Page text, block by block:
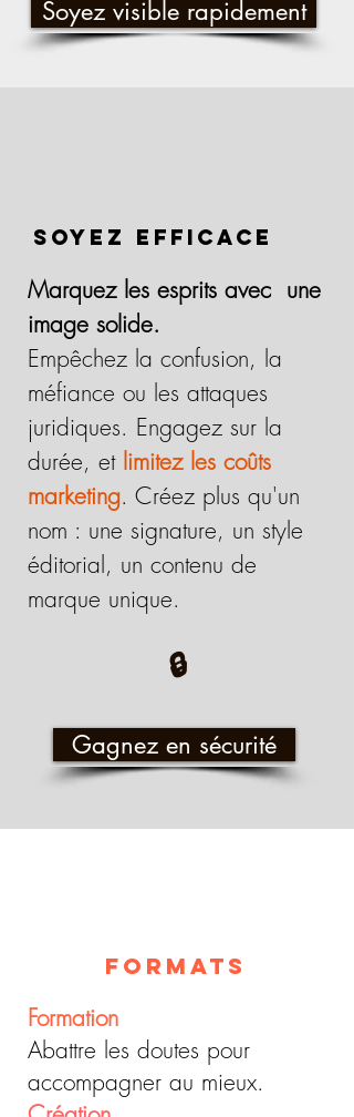
Soyez visible rapidement
soyez efficace
Marquez les esprits avec une
image solide.
Empêchez la confusion, la
méfiance ou les attaques
juridiques. Engagez sur la
durée, et limitez les coûts
marketing. Créez plus qu'un
nom : une signature, un style
éditorial, un contenu de
marque unique.
🔒
Gagnez en sécurité
formats
Formation
Abattre les doutes pour
accompagner au mieux.